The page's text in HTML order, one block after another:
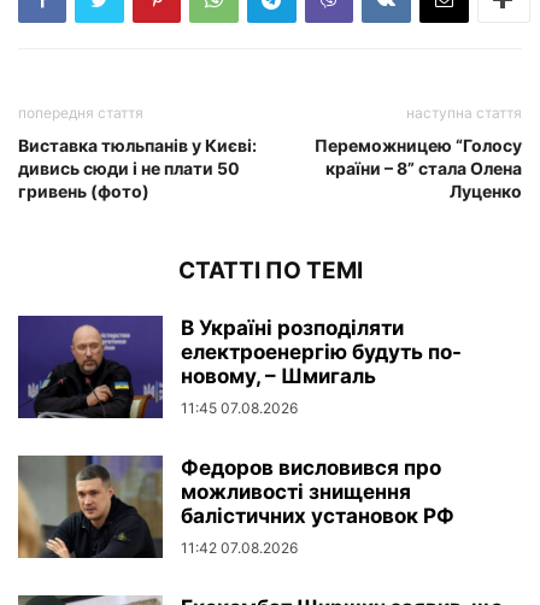
попередня стаття
Виставка тюльпанів у Києві:
дивись сюди і не плати 50
гривень (фото)
наступна стаття
Переможницею “Голосу
країни – 8” стала Олена
Луценко
СТАТТІ ПО ТЕМІ
В Україні розподіляти
електроенергію будуть по-
новому, – Шмигаль
11:45 07.08.2026
Федоров висловився про
можливості знищення
балістичних установок РФ
11:42 07.08.2026